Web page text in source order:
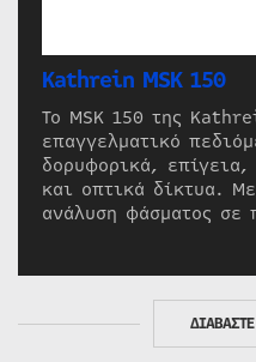
Kathrein MSK 150
Το MSK 150 της
επαγγελματικό
δορυφορικά,
και οπτικά δίκτυα.
ανάλυση φάσματος σε